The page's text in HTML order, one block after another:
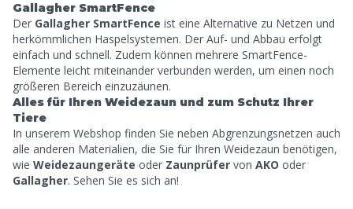
Gallagher SmartFence
Der Gallagher SmartFence ist eine Alternative zu Netzen und
herkömmlichen Haspelsystemen. Der Auf- und Abbau erfolgt
einfach und schnell. Zudem können mehrere SmartFence-
Elemente leicht miteinander verbunden werden, um einen noch
größeren Bereich einzuzäunen.
Alles für Ihren Weidezaun und zum Schutz Ihrer
Tiere
In unserem Webshop finden Sie neben Abgrenzungsnetzen auch
alle anderen Materialien, die Sie für Ihren Weidezaun benötigen,
wie Weidezaungeräte oder Zaunprüfer von AKO oder
Gallagher. Sehen Sie es sich an!